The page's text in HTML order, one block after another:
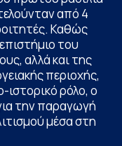
από 4
Καθώς
του
αλλά και της
περιοχής,
ιστορικό ρόλο, ο
την παραγωγή
μέσα στη